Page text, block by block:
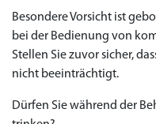
Besondere Vorsicht ist
bei der Bedienung von
Stellen Sie zuvor sicher,
nicht beeinträchtigt.
Dürfen Sie während der